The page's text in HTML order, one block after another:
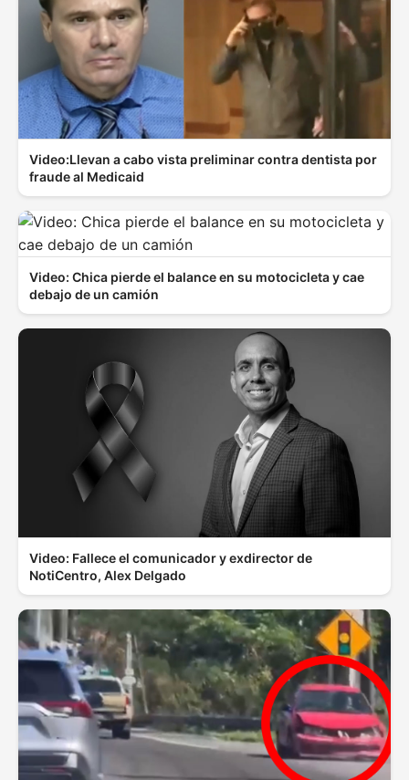
Video:Llevan a cabo vista preliminar contra dentista por
fraude al Medicaid
Video: Chica pierde el balance en su motocicleta y cae
debajo de un camión
Video: Fallece el comunicador y exdirector de
NotiCentro, Alex Delgado